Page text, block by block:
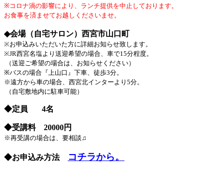
※コロナ渦の影響により、ランチ提供を中止しております。
お食事を済ませてお越しくださいませ。
◆会場（自宅サロン） 西宮市山口町
※お申込みいただいた方に詳細お知らせ致します。
※JR西宮名塩より送迎希望の場合、車で15分程度。
（送迎ご希望の場合は、お知らせください）
※バスの場合『上山口』下車、徒歩3分。
※遠方から車の場合、西宮北インターより5分。
（自宅敷地内に駐車可能）
◆定員 4名
◆受講料 20000円
※再受講の場合は、要相談♫
◆お申込み方法 コチラから。